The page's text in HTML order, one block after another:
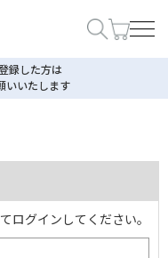
録した方は
いいたします
ログインしてください。